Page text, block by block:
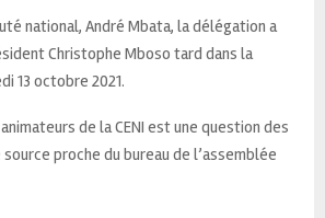
national, André Mbata, la délégation a
Christophe Mboso tard dans la
13 octobre 2021.
de la CENI est une question des
proche du bureau de l’assemblée